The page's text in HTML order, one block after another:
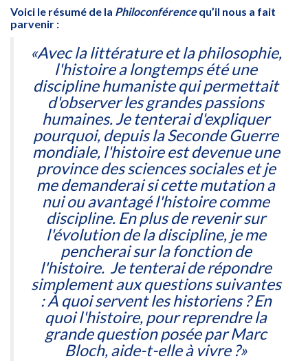
Voici le résumé de la Philoconférencequ’il nous a fait
parvenir :
«Avec la littérature et la philosophie,
l'histoire a longtemps été une
discipline humaniste qui permettait
d'observer les grandes passions
humaines. Je tenterai d'expliquer
pourquoi, depuis la Seconde Guerre
mondiale, l'histoire est devenue une
province des sciences sociales et je
me demanderai si cette mutation a
nui ou avantagé l'histoire comme
discipline. En plus de revenir sur
l'évolution de la discipline, je me
pencherai sur la fonction de
l'histoire. Je tenterai de répondre
simplement aux questions suivantes
: À quoi servent les historiens ? En
quoi l'histoire, pour reprendre la
grande question posée par Marc
Bloch, aide-t-elle à vivre ?»